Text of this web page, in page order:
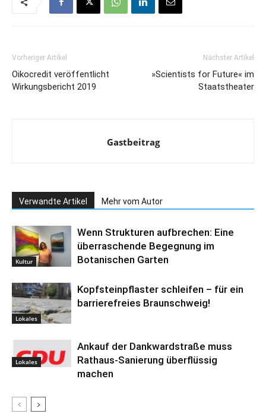
Vorheriger Artikel
Oikocredit veröffentlicht
Wirkungsbericht 2019
Nächster Artikel
»Scientists for Future« im
Staatstheater
Gastbeitrag
Verwandte Artikel Mehr vom Autor
Kultur
Wenn Strukturen aufbrechen: Eine
überraschende Begegnung im
Botanischen Garten
Lokales
Kopfsteinpflaster schleifen – für ein
barrierefreies Braunschweig!
Lokales
Ankauf der Dankwardstraße muss
Rathaus-Sanierung überflüssig
machen